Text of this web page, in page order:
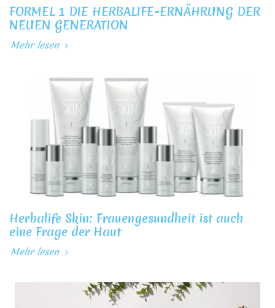
FORMEL 1 DIE HERBALIFE-ERNÄHRUNG DER
NEUEN GENERATION
Mehr lesen
Herbalife Skin: Frauengesundheit ist auch
eine Frage der Haut
Mehr lesen